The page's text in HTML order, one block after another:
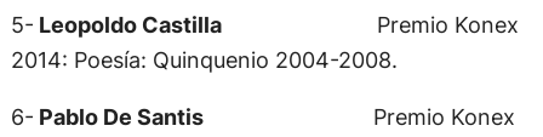
5- Leopoldo Castilla Premio Konex
2014: Poesía: Quinquenio 2004-2008.
6- Pablo De Santis Premio Konex